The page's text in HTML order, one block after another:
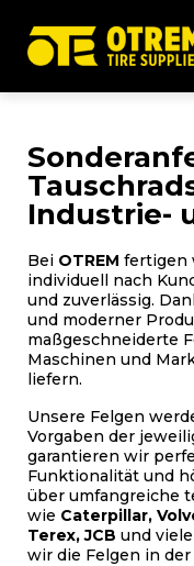
Industrie-
Bei OTREM fertigen
individuell nach
und zuverlässig.
und moderner
maßgeschneiderte
Maschinen und
liefern.
Unsere Felgen
Vorgaben der
garantieren wir
Funktionalität und
über umfangreiche
wie Caterpillar,
Terex, JCB und
wir die Felgen in